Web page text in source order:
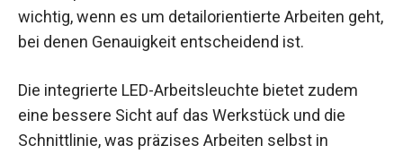
wichtig, wenn es um detailorientierte Arbeiten geht,
bei denen Genauigkeit entscheidend ist.
Die integrierte LED-Arbeitsleuchte bietet zudem
eine bessere Sicht auf das Werkstück und die
Schnittlinie, was präzises Arbeiten selbst in